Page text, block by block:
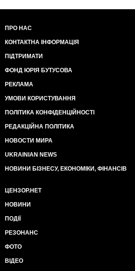
ПРО НАС
КОНТАКТНА ІНФОРМАЦІЯ
ПІДТРИМАТИ
ФОНД ЮРІЯ БУТУСОВА
РЕКЛАМА
УМОВИ КОРИСТУВАННЯ
ПОЛІТИКА КОНФІДЕНЦІЙНОСТІ
РЕДАКЦІЙНА ПОЛІТИКА
НОВОСТИ МИРА
UKRAINIAN NEWS
НОВИНИ БІЗНЕСУ, ЕКОНОМІКИ, ФІНАНСІВ
ЦЕНЗОР.НЕТ
НОВИНИ
ПОДІЇ
РЕЗОНАНС
ФОТО
ВІДЕО